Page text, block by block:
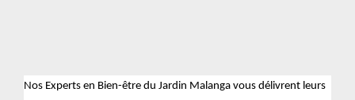
Nos Experts en Bien-être du Jardin Malanga vous délivrent leurs